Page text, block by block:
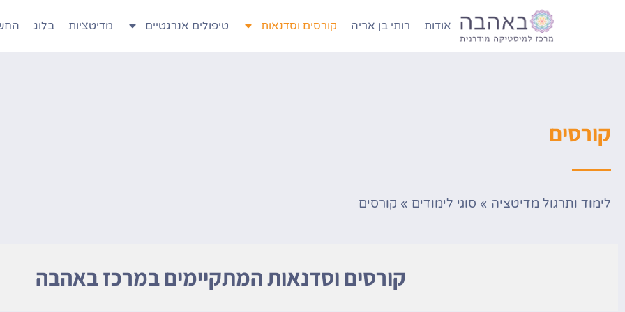
אודות רותי בן אריה קורסים וסדנאות טיפולים אנרגטיים מדיטציות בלוג
קורסים
לימוד ותרגול מדיטציה » סוגי לימודים » קורסים
קורסים וסדנאות המתקיימים במרכז באהבה